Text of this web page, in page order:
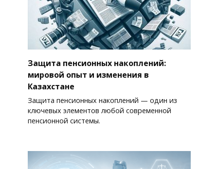
Защита пенсионных накоплений:
мировой опыт и изменения в
Казахстане
Защита пенсионных накоплений — один из
ключевых элементов любой современной
пенсионной системы.